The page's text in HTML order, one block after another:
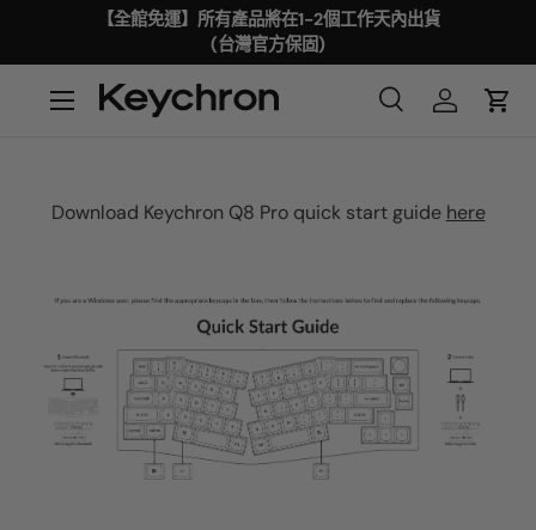
【全館免運】所有產品將在1-2個工作天內出貨
(台灣官方保固)
Download Keychron Q8 Pro quick start guide here